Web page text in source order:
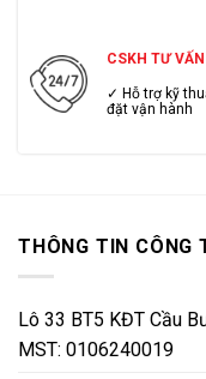
CSKH TƯ
✓ Hỗ trợ kỹ
đặt vận hành
THÔNG TIN CÔNG
Lô 33 BT5 KĐT Cầu
MST: 0106240019